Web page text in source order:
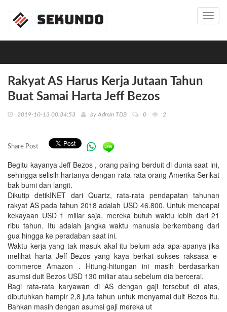
Rakyat AS Harus Kerja Jutaan Tahun
Buat Samai Harta Jeff Bezos
2019-10-13 00:34:53 by Admin TDB 0 2
Share Post
Begitu kayanya Jeff Bezos , orang paling berduit di dunia saat ini,
sehingga selisih hartanya dengan rata-rata orang Amerika Serikat
bak bumi dan langit.
Dikutip detikINET dari Quartz, rata-rata pendapatan tahunan
rakyat AS pada tahun 2018 adalah USD 46.800. Untuk mencapai
kekayaan USD 1 miliar saja, mereka butuh waktu lebih dari 21
ribu tahun. Itu adalah jangka waktu manusia berkembang dari
gua hingga ke peradaban saat ini.
Waktu kerja yang tak masuk akal itu belum ada apa-apanya jika
melihat harta Jeff Bezos yang kaya berkat sukses raksasa e-
commerce Amazon . Hitung-hitungan ini masih berdasarkan
asumsi duit Bezos USD 130 miliar atau sebelum dia bercerai.
Bagi rata-rata karyawan di AS dengan gaji tersebut di atas,
dibutuhkan hampir 2,8 juta tahun untuk menyamai duit Bezos itu.
Bahkan masih dengan asumsi gaji mereka ut